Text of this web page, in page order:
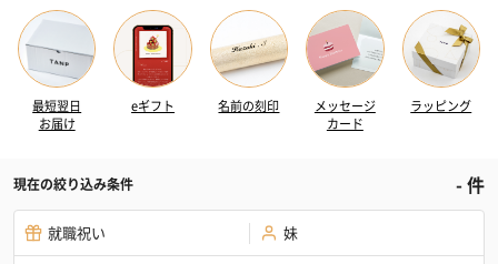
最短翌日
お届け
eギフト 名前の刻印
メッセージ
カード
ラッピング
現在の絞り込み条件 -件
就職祝い 妹